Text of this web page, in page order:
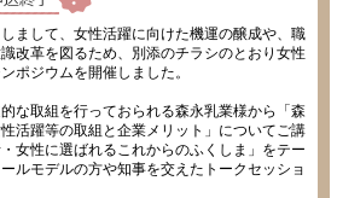
まして、女性活躍に向けた機運の醸成や、職
改革を図るため、別添のチラシのとおり女性
ポジウムを開催しました。
な取組を行っておられる森永乳業様から「森
活躍等の取組と企業メリット」についてご講
女性に選ばれるこれからのふくしま」をテー
ルモデルの方や知事を交えたトークセッショ